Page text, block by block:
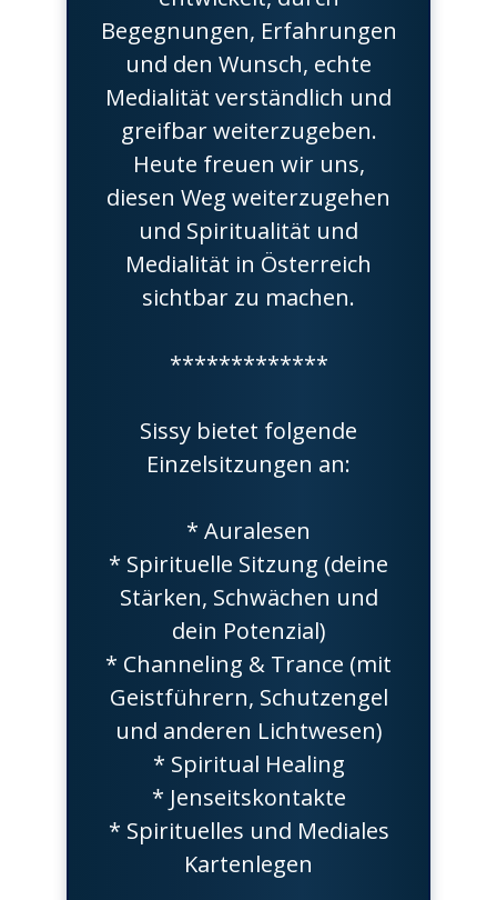
Begegnungen, Erfahrungen
und den Wunsch, echte
Medialität verständlich und
greifbar weiterzugeben.
Heute freuen wir uns,
diesen Weg weiterzugehen
und Spiritualität und
Medialität in Österreich
sichtbar zu machen.
*************
Sissy bietet folgende
Einzelsitzungen an:
* Auralesen
* Spirituelle Sitzung (deine
Stärken, Schwächen und
dein Potenzial)
* Channeling & Trance (mit
Geistführern, Schutzengel
und anderen Lichtwesen)
* Spiritual Healing
* Jenseitskontakte
* Spirituelles und Mediales
Kartenlegen